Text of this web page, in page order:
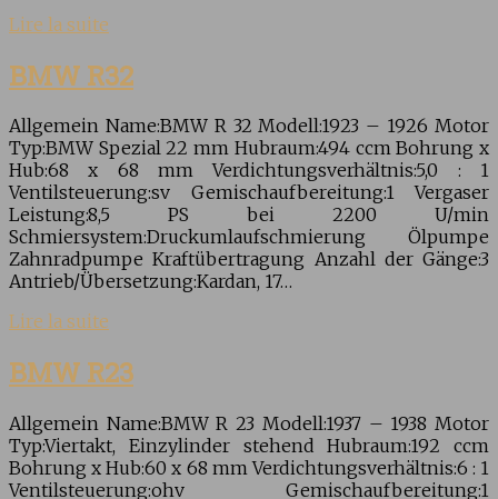
Lire la suite
BMW R32
Allgemein Name:BMW R 32 Modell:1923 – 1926 Motor
Typ:BMW Spezial 22 mm Hubraum:494 ccm Bohrung x
Hub:68 x 68 mm Verdichtungsverhältnis:5,0 : 1
Ventilsteuerung:sv Gemischaufbereitung:1 Vergaser
Leistung:8,5 PS bei 2200 U/min
Schmiersystem:Druckumlaufschmierung Ölpumpe
Zahnradpumpe Kraftübertragung Anzahl der Gänge:3
Antrieb/Übersetzung:Kardan, 17…
Lire la suite
BMW R23
Allgemein Name:BMW R 23 Modell:1937 – 1938 Motor
Typ:Viertakt, Einzylinder stehend Hubraum:192 ccm
Bohrung x Hub:60 x 68 mm Verdichtungsverhältnis:6 : 1
Ventilsteuerung:ohv Gemischaufbereitung:1